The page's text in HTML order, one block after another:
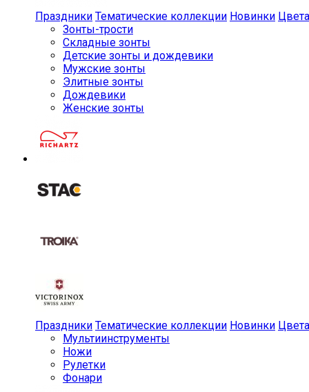
Праздники Тематические коллекции Новинки Цвета
Зонты-трости
Складные зонты
Детские зонты и дождевики
Мужские зонты
Элитные зонты
Дождевики
Женские зонты
Праздники Тематические коллекции Новинки Цвета
Мульти­инструменты
Ножи
Рулетки
Фонари